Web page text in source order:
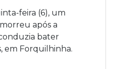
feira (6), um
após a
bater
em Forquilhinha.